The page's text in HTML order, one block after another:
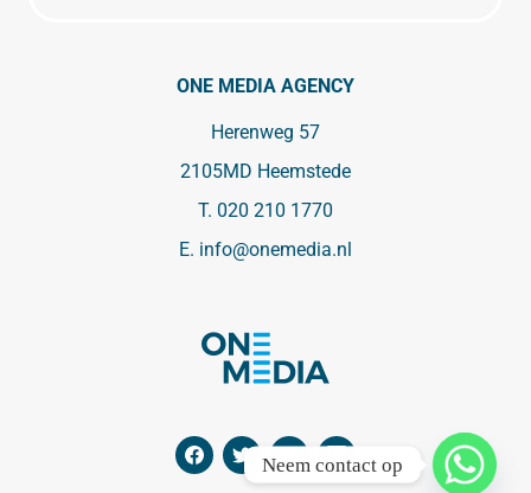
ONE MEDIA AGENCY
Herenweg 57
2105MD Heemstede
T. 020 210 1770
E. info@onemedia.nl
Neem contact op